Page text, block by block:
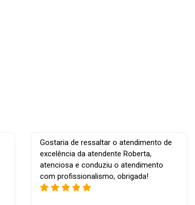
Gostaria de ressaltar o atendimento de
excelência da atendente Roberta,
atenciosa e conduziu o atendimento
com profissionalismo, obrigada!